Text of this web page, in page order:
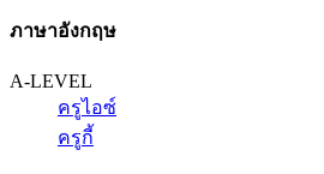
ภาษาอังกฤษ
A-LEVEL
ครูไอซ์
ครูกี้